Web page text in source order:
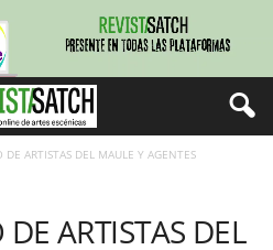
DE ARTISTAS DEL MAULE Y AGENTES
ARTISTAS DEL